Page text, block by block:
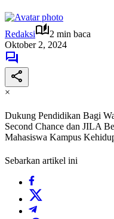
Redaksi
2 min baca
Oktober 2, 2024
×
Dukung Pendidikan Bagi
Second Chance dan JILA
Mahasiswa Kampus
Sebarkan artikel ini